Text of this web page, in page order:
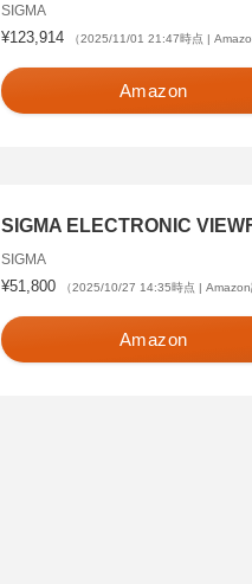
SIGMA
¥123,914 （2025/11/01 21:47時点 |
Amazon
SIGMA ELECTRONIC
SIGMA
¥51,800 （2025/10/27 14:35時点 | Amazon
Amazon